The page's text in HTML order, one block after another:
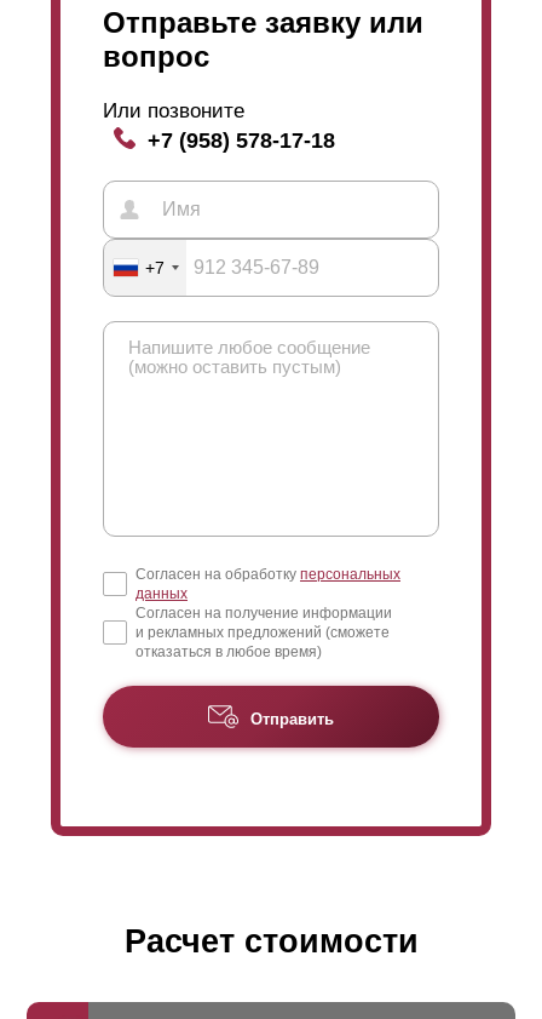
Отправьте заявку или
вопрос
Или позвоните
+7 (958) 578-17-18
+7
Согласен на обработку персональных
данных
Согласен на получение информации
и рекламных предложений (сможете
отказаться в любое время)
Отправить
Расчет стоимости